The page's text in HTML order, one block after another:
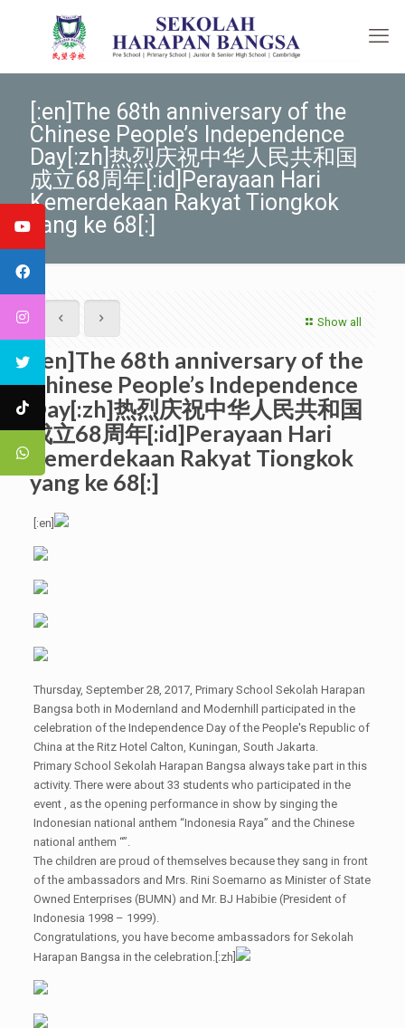
[:en]The 68th anniversary of the
Chinese People’s Independence
Day[:zh]热烈庆祝中华人民共和国
成立68周年[:id]Perayaan Hari
Kemerdekaan Rakyat Tiongkok
yang ke 68[:]
Show all
[:en]The 68th anniversary of the
Chinese People’s Independence
Day[:zh]热烈庆祝中华人民共和国
成立68周年[:id]Perayaan Hari
Kemerdekaan Rakyat Tiongkok
yang ke 68[:]
[:en]
Thursday, September 28, 2017, Primary School Sekolah Harapan
Bangsa both in Modernland and Modernhill participated in the
celebration of the Independence Day of the People's Republic of
China at the Ritz Hotel Calton, Kuningan, South Jakarta.
Primary School Sekolah Harapan Bangsa always take part in this
activity. There were about 33 students who participated in the
event , as the opening performance in show by singing the
Indonesian national anthem “Indonesia Raya” and the Chinese
national anthem “”.
The children are proud of themselves because they sang in front
of the ambassadors and Mrs. Rini Soemarno as Minister of State
Owned Enterprises (BUMN) and Mr. BJ Habibie (President of
Indonesia 1998 – 1999).
Congratulations, you have become ambassadors for Sekolah
Harapan Bangsa in the celebration.[:zh]